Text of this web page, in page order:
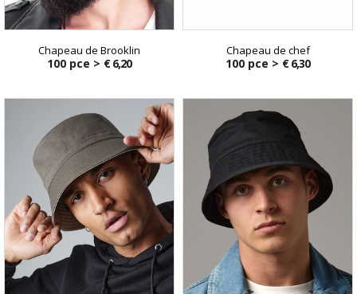
Chapeau de Brooklin
100 pce > € 6,20
Chapeau de chef
100 pce > € 6,30